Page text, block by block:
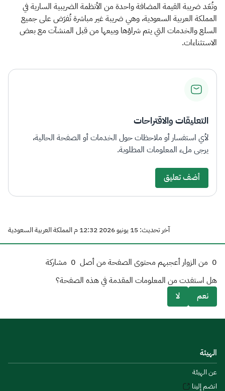
وتُعَد ضريبة القيمة المضافة واحدة من الأنظمة الضريبية السارية في
المملكة العربية السعودية، وهي ضريبة غير مباشرة تُفرَض على جميع
السلع والخدمات التي يتم شراؤها وبيعها من قبل المنشآت مع بعض
الاستثناءات.​
التعليقات والاقتراحات
لأي استفسار أو ملاحظات حول الخدمات أو الصفحة الحالية،
يرجى ملء المعلومات المطلوبة.
أضف تعليق
آخر تحديث: 15 يونيو 2026 12:32 م المملكة العربية السعودية
0 من الزوار أعجبهم محتوى الصفحة من أصل 0 مشاركة
هل استفدت من المعلومات المقدمة في هذه الصفحة؟
نعم
لا
الهيئة
عن الهيئة
انضم إلينا